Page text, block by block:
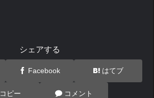
シェアする
Facebook はてブ
コピー コメント